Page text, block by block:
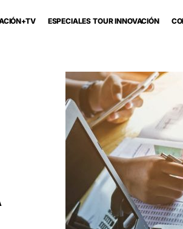
ESPECIALES TOUR INNOVACIÓN